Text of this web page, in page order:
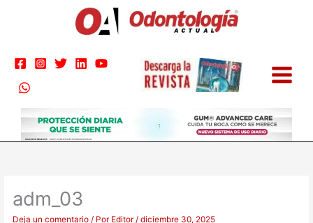
adm_03
Deja un comentario / Por Editor/diciembre 30, 2025